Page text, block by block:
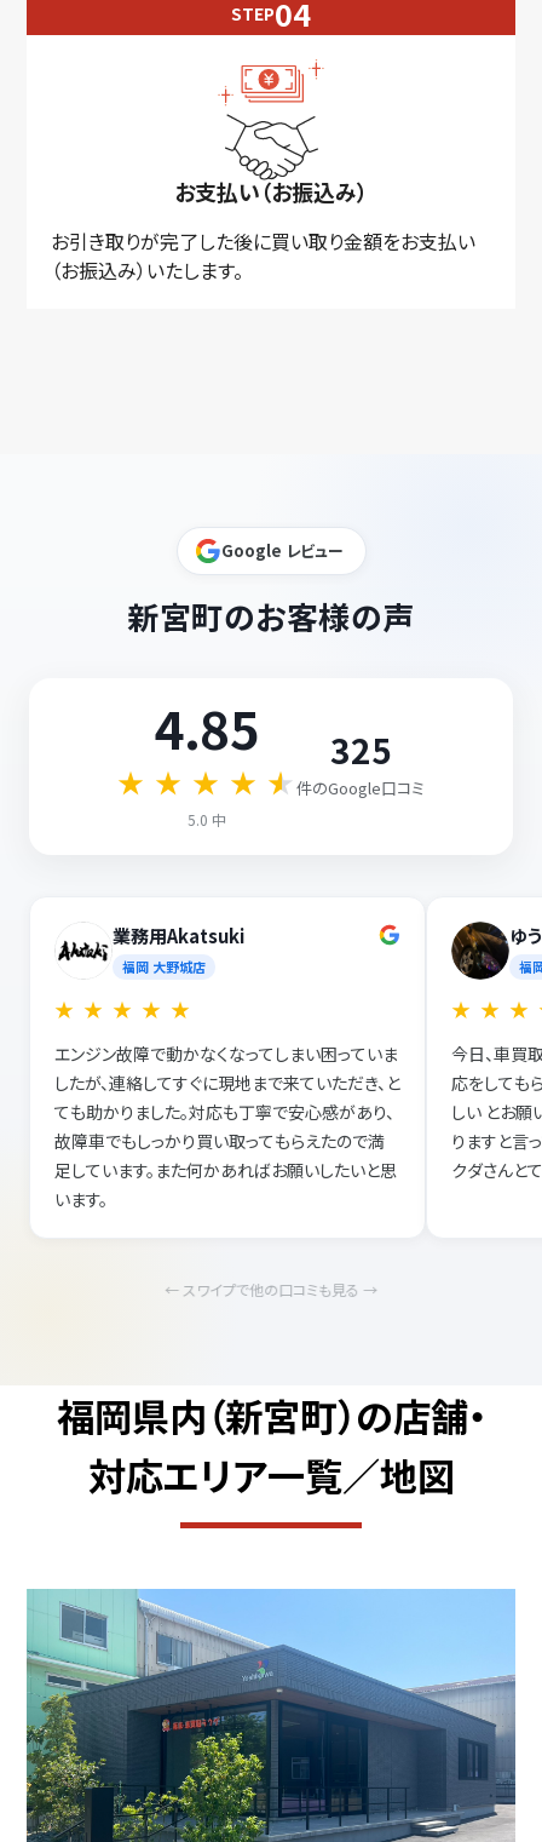
STEP
お支払い（お振込み）
お引き取りが完了した後に買い取り金額をお支払い
（お振込み）いたします。
Google レビュー
新宮町のお客様の声
4.85
★ ★ ★ ★ ★
5.0 中
325
件のGoogle口コミ
業務用Akatsuki
福岡 大野城店
★ ★ ★ ★ ★
エンジン故障で動かなくなってしまい困っていま
したが、連絡してすぐに現地まで来ていただき、と
ても助かりました。対応も丁寧で安心感があり、
故障車でもしっかり買い取ってもらえたので満
足しています。また何かあればお願いしたいと思
います。
ゆ
福
★ ★ ★
今日、車買
応をしても
しい とお
りますと言
クダさんと
← スワイプで他の口コミも見る →
福岡県内（新宮町）の店舗・
対応エリア一覧／地図